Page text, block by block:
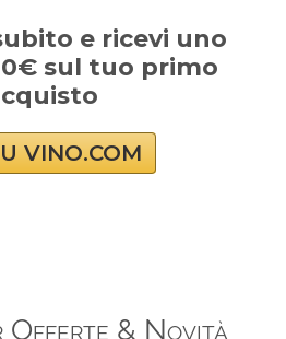
e ricevi uno
sul tuo primo
VINO.COM
Offerte & Novità